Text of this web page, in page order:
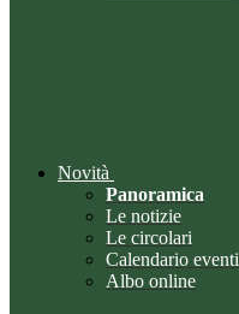
Novità
Panoramica
Le notizie
Le circolari
Calendario eventi
Albo online